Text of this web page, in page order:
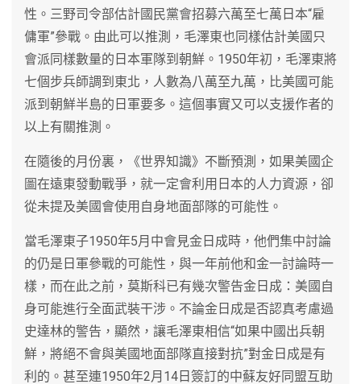
性。三野司令部估計國民黨會招募六萬至七萬日本“雇
傭軍”參戰。由此可以推測，毛澤東也同樣估計美國只
會派同樣數量的日本軍隊到朝鮮。1950年初，毛澤東將
七個步兵師調到東北，人數為八萬至九萬，比美國可能
派到朝鮮半島的日軍要多。這個事實又可以支援作者的
以上有關推測。
在隨後的月份裏，《世界知識》不斷預測，如果美國企
圖在遠東發動戰爭，就一定會利用日本的人力資源，卻
從未提及美國會使用自身地面部隊的可能性。
當毛澤東子1950年5月中會見金日成時，他們集中討論
的仍是日軍參戰的可能性，與一年前他和金一討論時一
樣，而在此之前，莫斯科已有幾次警告金日成：美國自
身可能進行全面武裝干涉。不論金日成是否認真考慮過
史達林的警告，顯然，讓毛澤東相信“如果中國出兵朝
鮮，將絕不會與美國地面部隊直接對抗”對金日成是有
利的。甚至連1950年2月14日簽訂的中蘇友好同盟互助